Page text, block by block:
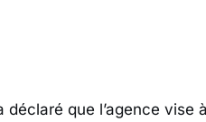
déclaré que l’agence vise